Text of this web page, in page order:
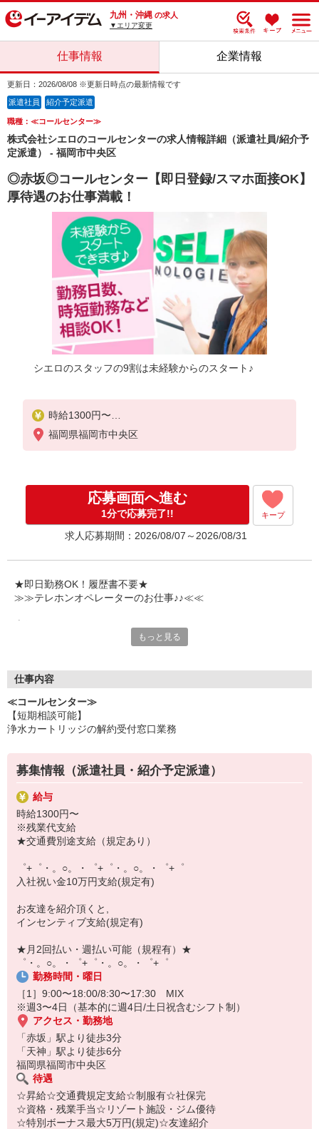
九州・沖縄 の求人
▼エリア変更
仕事情報 企業情報
更新日：2026/08/08 ※更新日時点の最新情報です
派遣社員 紹介予定派遣
職種：≪コールセンター≫
株式会社シエロのコールセンターの求人情報詳細（派遣社員/紹介予
定派遣） - 福岡市中央区
◎赤坂◎コールセンター【即日登録/スマホ面接OK】
厚待遇のお仕事満載！
シエロのスタッフの9割は未経験からのスタート♪
時給1300円〜
※残業代支給
★交通費別途支給（規定あり）
入社祝い金10万円支給(規定有)
お友達を紹介頂くと,
インセンティブ支給(規定有)
゜・。○。・゜+゜・。○。・゜+゜
福岡県福岡市中央区
応募画面へ進む
1分で応募完了!! キープ
求人応募期間：2026/08/07～2026/08/31
★即日勤務OK！履歴書不要★
≫≫テレホンオペレーターのお仕事♪♪≪≪
職場での不安や悩み事があれば
充実の福利厚生、各種施設利用の特典など、
お仕事以外も充実させたいあなたの味方です♪
【選べるお仕事いろいろ】
事務、経理、データ入力、コールセンター、受付
機械/食品製造・梱包・仕分け・加工・組立・検査
▼美容系
眉毛サロンのアイブロウ・ネイリスト・エステ
▼営業・販売
▼人気案件も多数♪
短期・期間限定・オープニング・官公庁案件
【スマホ面接実施中】
自宅に居ながらスマホでカンタン面接OK！
オンライン面談なのでスピード対応。
即日登録もOK♪
気になった方はお気軽にご相談ください！
もっと見る
仕事内容
≪コールセンター≫
【短期相談可能】
浄水カートリッジの解約受付窓口業務
募集情報（派遣社員・紹介予定派遣）
給与
時給1300円〜
※残業代支給
★交通費別途支給（規定あり）
゜+゜・。○。・゜+゜・。○。・゜+゜
入社祝い金10万円支給(規定有)
お友達を紹介頂くと,
インセンティブ支給(規定有)
★月2回払い・週払い可能（規程有）★
゜・。○。・゜+゜・。○。・゜+゜
勤務時間・曜日
［1］9:00〜18:00/8:30〜17:30 MIX
※週3〜4日（基本的に週4日/土日祝含むシフト制）
アクセス・勤務地
「赤坂」駅より徒歩3分
「天神」駅より徒歩6分
福岡県福岡市中央区
待遇
☆昇給☆交通費規定支給☆制服有☆社保完
☆資格・残業手当☆リゾート施設・ジム優待
☆特別ボーナス最大5万円(規定)☆友達紹介